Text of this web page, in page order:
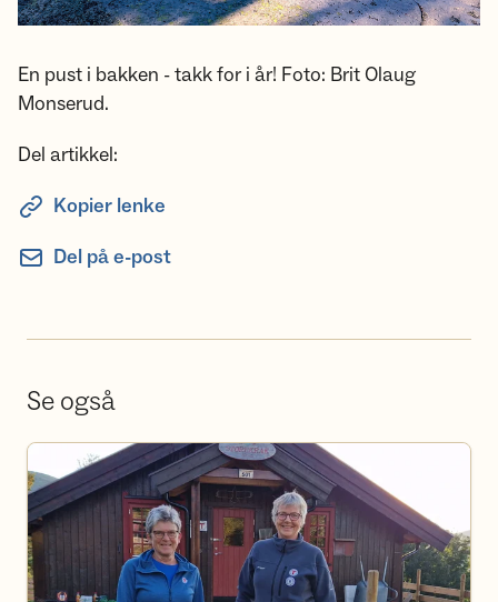
En pust i bakken - takk for i år! Foto: Brit Olaug
Monserud.
Del artikkel:
Kopier lenke
Del på e-post
Se også
Bli frivillig i DNT Ringerike